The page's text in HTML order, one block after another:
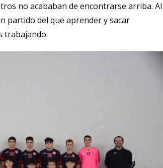
no acababan de encontrarse arriba. Al
partido del que aprender y sacar
trabajando.